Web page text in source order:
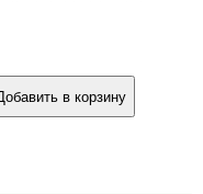
в корзину